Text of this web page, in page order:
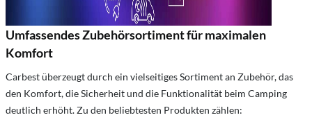
Umfassendes Zubehörsortiment für maximalen
Komfort
Carbest überzeugt durch ein vielseitiges Sortiment an Zubehör, das
den Komfort, die Sicherheit und die Funktionalität beim Camping
deutlich erhöht. Zu den beliebtesten Produkten zählen: